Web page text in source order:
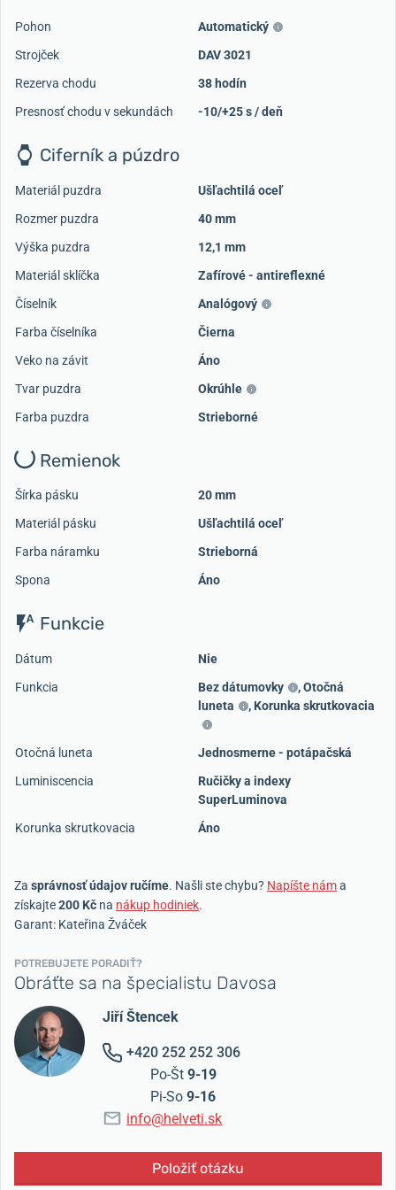
Pohon
Automatický
Strojček
DAV 3021
Rezerva chodu
38 hodín
Presnosť chodu v sekundách
-10/+25 s / deň
Ciferník a púzdro
Materiál puzdra
Ušľachtilá oceľ
Rozmer puzdra
40 mm
Výška puzdra
12,1 mm
Materiál sklíčka
Zafírové - antireflexné
Číselník
Analógový
Farba číselníka
Čierna
Veko na závit
Áno
Tvar puzdra
Okrúhle
Farba puzdra
Strieborné
Remienok
Šírka pásku
20 mm
Materiál pásku
Ušľachtilá oceľ
Farba náramku
Strieborná
Spona
Áno
Funkcie
Dátum
Nie
Funkcia
Bez dátumovky ,Otočná
luneta
, Korunka skrutkovacia
Otočná luneta
Jednosmerne - potápačská
Luminiscencia
Ručičky a indexy
SuperLuminova
Korunka skrutkovacia
Áno
Za správnosť údajov ručíme. Našli ste chybu? Napíšte náma
získajte200 Kč na nákup hodiniek.
Garant: Kateřina Žváček
POTREBUJETE PORADIŤ?
Obráťte sa na špecialistu Davosa
Jiří Štencek
+420 252 252 306
Po-Št 9-19
Pi-So 9-16
info@helveti.sk
Položiť otázku